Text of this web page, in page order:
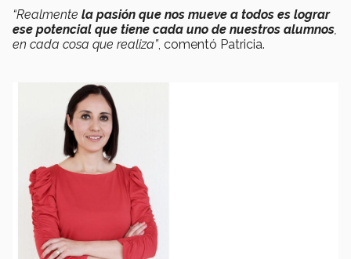
“Realmente la pasión que nos mueve a todos es lograr
ese potencial que tiene cada uno de nuestros alumnos
en cada cosa que realiza”, comentó Patricia.